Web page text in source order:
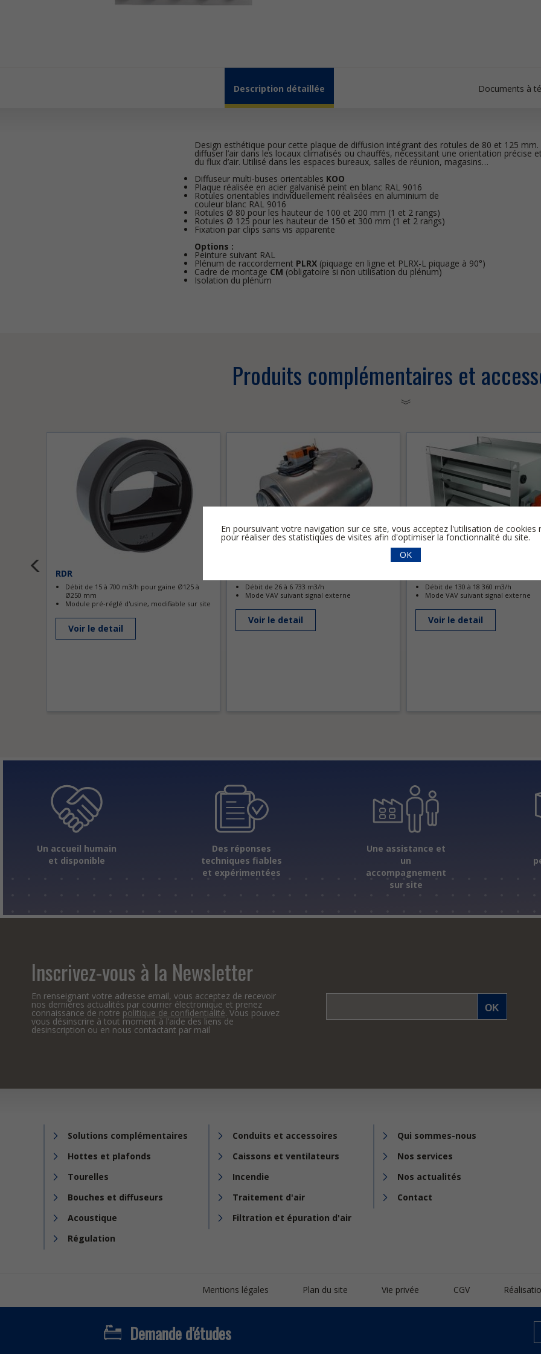
Produits complémentaires et
RDR
Débit de 15 à 700 m3/h pour gaine Ø125 à
Ø250 mm
Module pré-réglé d'usine, modifiable sur site
Voir le detail
Débit de 26 à 6 733 m3/h
Mode VAV suivant signal externe
Voir le detail
Débit de 130 à 18 360 m3/h
Mode VAV suivant signal externe
Voir le detail
Description détaillée Documents à
Design esthétique pour cette plaque de diffusion intégrant des rotules de 80 et 125 mm.
diffuser l’air dans les locaux climatisés ou chauffés, nécessitant une orientation précise
du flux d’air. Utilisé dans les espaces bureaux, salles de réunion, magasins…
Diffuseur multi-buses orientables KOO
Plaque réalisée en acier galvanisé peint en blanc RAL 9016
Rotules orientables individuellement réalisées en aluminium de
couleur blanc RAL 9016
Rotules Ø 80 pour les hauteur de 100 et 200 mm (1 et 2 rangs)
Rotules Ø 125 pour les hauteur de 150 et 300 mm (1 et 2 rangs)
Fixation par clips sans vis apparente
Options :
Peinture suivant RAL
Plénum de raccordement PLRX(piquage en ligne et PLRX-L piquage à 90°)
Cadre de montage CM (obligatoire si non utilisation du plénum)
Isolation du plénum
Un accueil humain
et disponible
Des réponses
techniques fiables
et expérimentées
Une assistance et
un
accompagnement
sur site
Inscrivez-vous à la Newsletter
En renseignant votre adresse email, vous acceptez de recevoir
nos dernières actualités par courrier électronique et prenez
connaissance de notre politique de confidentialité. Vous pouvez
vous désinscrire à tout moment à l’aide des liens de
desinscription ou en nous contactant par mail
Solutions complémentaires
Conduits et accessoires
Hottes et plafonds
Caissons et ventilateurs
Tourelles
Incendie
Bouches et diffuseurs
Traitement d'air
Acoustique
Filtration et épuration d'air
Régulation
Qui sommes-nous
Nos services
Nos actualités
Contact
Mentions légales Plan du site Vie privée CGV
Demande d'études
En poursuivant votre navigation sur ce site, vous acceptez l'utilisation de
pour réaliser des statistiques de visites afin d'optimiser la fonctionnalité du site.
OK